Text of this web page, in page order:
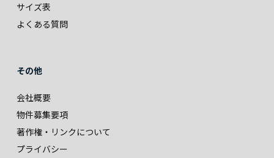
サイズ表
よくある質問
その他
会社概要
物件募集要項
著作権・リンクについて
プライバシー